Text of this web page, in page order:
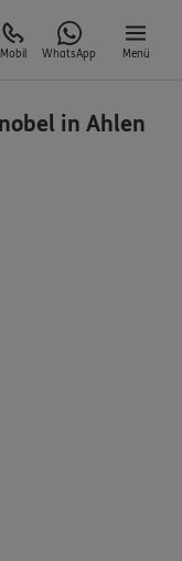
Mobil WhatsApp Menü
in Ahlen